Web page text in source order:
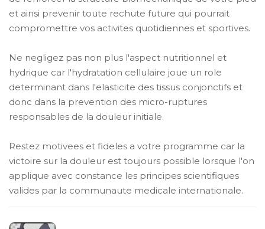
et ainsi prevenir toute rechute future qui pourrait
compromettre vos activites quotidiennes et sportives.
Ne negligez pas non plus l'aspect nutritionnel et
hydrique car l'hydratation cellulaire joue un role
determinant dans l'elasticite des tissus conjonctifs et
donc dans la prevention des micro-ruptures
responsables de la douleur initiale.
Restez motivees et fideles a votre programme car la
victoire sur la douleur est toujours possible lorsque l'on
applique avec constance les principes scientifiques
valides par la communaute medicale internationale.